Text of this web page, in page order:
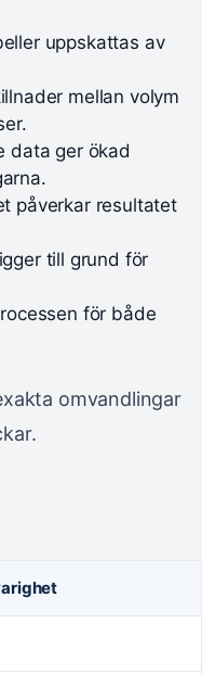
uppskattas av
mellan volym
data ger ökad
påverkar resultatet
till grund för
för både
omvandlingar